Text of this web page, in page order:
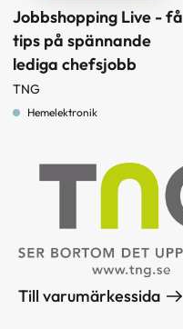
Jobbshopping Live - få
tips på spännande
lediga chefsjobb
TNG
Hemelektronik
Till varumärkessida